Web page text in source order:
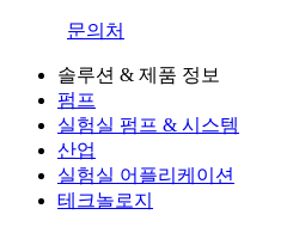
문의처
솔루션 & 제품 정보
펌프
실험실 펌프 & 시스템
산업
실험실 어플리케이션
테크놀로지